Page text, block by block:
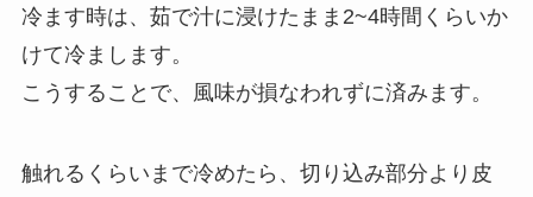
冷ます時は、茹で汁に浸けたまま2~4時間くらいか
けて冷まします。
こうすることで、風味が損なわれずに済みます。
触れるくらいまで冷めたら、切り込み部分より皮